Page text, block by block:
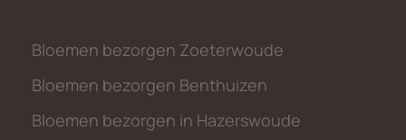
Bloemen bezorgen Zoeterwoude
Bloemen bezorgen Benthuizen
Bloemen bezorgen in Hazerswoude